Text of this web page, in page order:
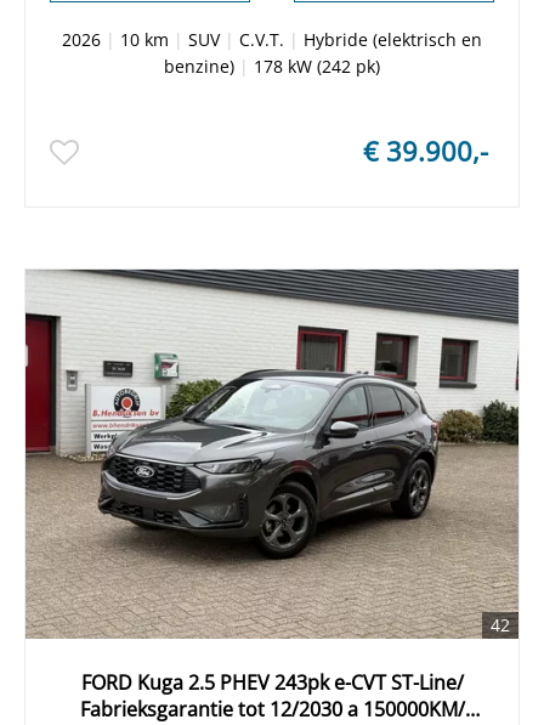
2026 | 10 km | SUV| C.V.T. | Hybride (elektrisch en
benzine) | 178 kW (242 pk)
€ 39.900,-
42
FORD Kuga 2.5 PHEV 243pk e-CVT ST-Line/
Fabrieksgarantie tot 12/2030 a 150000KM/